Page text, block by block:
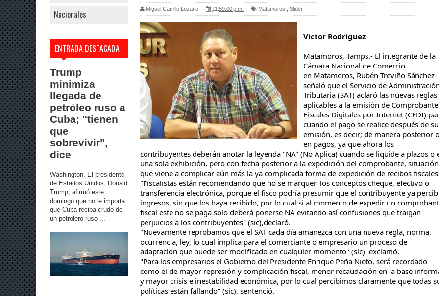
Nacionales
ENTRADA DESTACADA
Trump
minimiza
llegada de
petróleo ruso a
Cuba; "tienen
que
sobrevivir",
dice
Washington. El presidente
de Estados Unidos, Donald
Trump, afirmó este
domingo que no le importa
que Cuba reciba crudo de
un petrolero ruso ...
Miguel Carrillo Lozano 11:59:00 p.m. Matamoros Slider
Victor Rodriguez
Matamoros, Tamps.- El integrante de la
Cámara Nacional de Comercio
en Matamoros, Rubén Treviño Sánchez
señaló que el Servicio de Administración
Tributaria (SAT) aclaró las nuevas reglas
aplicables a la emisión de
Fiscales Digitales por Internet (CFDI)
cuando el pago se realice después de su
emisión, es decir; de manera posterior o
en pagos, ya que ahora los
contribuyentes deberán anotar la leyenda "NA" (No Aplica) cuando se liquide a plazos o
una sola exhibición, pero con fecha posterior a la expedición del comprobante, situación
que viene a complicar aún más la ya complicada forma de expedición de recibos fiscales.
"Fiscalistas están recomendando que no se marquen los conceptos cheque, efectivo o
transferencia electrónica, porque el fisco podría presumir que el contribuyente ya
ingresos, sin que los haya recibido, por lo cual si al momento de expedir un
fiscal este no se paga solo deberá ponerse NA evitando así confusiones que traigan
perjuicios a los contribuyentes" (sic),declaró.
"Nuevamente reprobamos que el SATcada día amanezca con una nueva regla, norma,
ocurrencia, ley, lo cual implica para el comerciante o empresario un proceso de
adaptación que puede ser modificado en cualquier momento" (sic), exclamó.
"Para los empresarios el Gobierno del Presidente Enrique Peña Nieto, será recordado
como el de mayor represión y complicación fiscal, menor recaudación en la base
y mayor crisis e inestabilidad económica, por lo cual percibimos claramente que todas
políticas están fallando" (sic), sentenció.